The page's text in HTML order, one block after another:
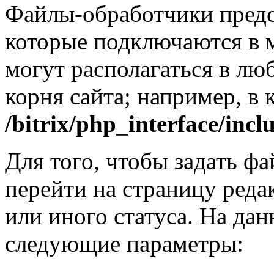
Файлы-обработчики
которые подключаются в
могут располагаться в
корня сайта; например, в
/bitrix/php_interface/
Для того, чтобы задать
перейти на страницу
или иного статуса. На
следующие параметры: